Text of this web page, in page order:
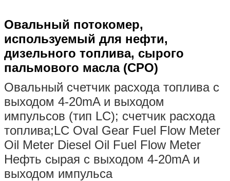
Овальный потокомер,
используемый для нефти,
дизельного топлива, сырого
пальмового масла (CPO)
Овальный счетчик расхода топлива с
выходом 4-20mA и выходом
импульсов (тип LC); счетчик расхода
топлива;LC Oval Gear Fuel Flow Meter
Oil Meter Diesel Oil Fuel Flow Meter
Нефть сырая с выходом 4-20mA и
выходом импульса